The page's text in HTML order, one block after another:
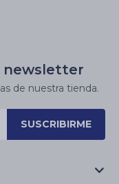
newsletter
de nuestra tienda.
SUSCRIBIRME